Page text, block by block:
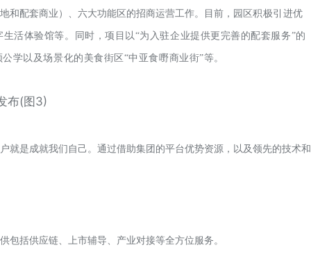
配套商业）、六大功能区的招商运营工作。 目前，园区积极引进优
活体验馆等。同时，项目以“为入驻企业提供更完善的配套服务”的
学以及场景化的美食街区“中亚食嘢商业街”等。
就是成就我们自己。 通过借助集团的平台优势资源，以及领先的技术和
括供应链、上市辅导、产业对接等全方位服务。